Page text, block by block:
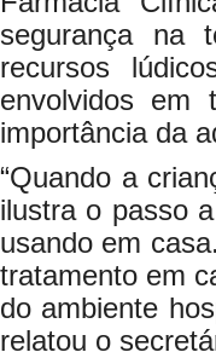
segurança na
recursos
envolvidos em
importância da
“Quando a
ilustra o passo
usando em
tratamento em
do ambiente
relatou o